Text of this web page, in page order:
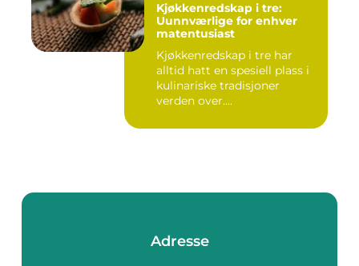
Kjøkkenredskap i tre:
Uunnværlige for enhver
matentusiast
Kjøkkenredskap i tre har
alltid hatt en spesiell plass i
kulinariske tradisjoner
verden over....
Adresse